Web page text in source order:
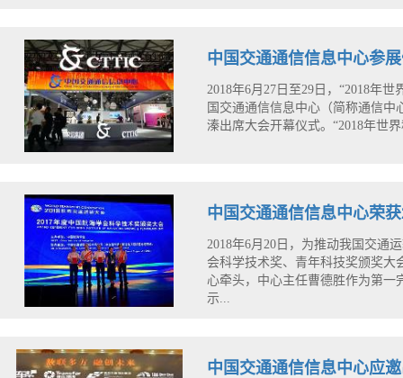
中国交通通信信息中心参
2018年6月27日至29日，“2018年
国交通通信信息中心（简称通信
溱出席大会开幕仪式。“2018年世
中国交通通信信息中心荣
2018年6月20日，为推动我国交通
会科学技术奖、青年科技奖颁奖大
心牵头，中心主任曹德胜作为第一
示...
中国交通通信信息中心应